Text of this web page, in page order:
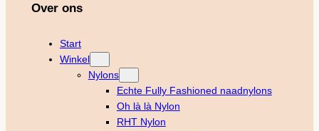
Over ons
Start
Winkel
Nylons
Echte Fully Fashioned naadnylons
Oh là là Nylon
RHT Nylon